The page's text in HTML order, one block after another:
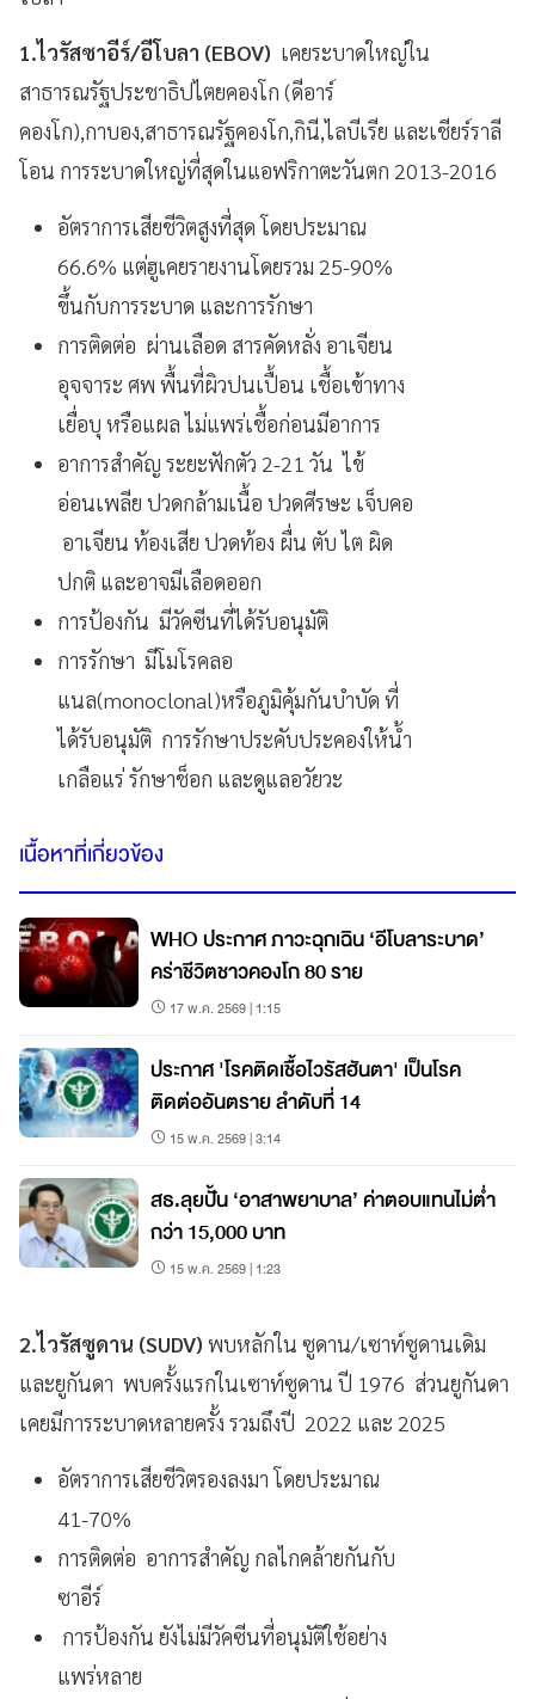
1.ไวรัสซาอีร์/อีโบลา (EBOV) เคยระบาดใหญ่ใน
สาธารณรัฐประชาธิปไตยคองโก (ดีอาร์
คองโก),กาบอง,สาธารณรัฐคองโก,กินี,ไลบีเรีย และเชียร์ราลี
โอน การระบาดใหญ่ที่สุดในแอฟริกาตะวันตก 2013-2016
อัตราการเสียชีวิตสูงที่สุด โดยประมาณ
66.6% แต่ฮูเคยรายงานโดยรวม 25-90%
ขึ้นกับการระบาด และการรักษา
การติดต่อ ผ่านเลือด สารคัดหลั่ง อาเจียน
อุจจาระ ศพ พื้นที่ผิวปนเปื้อน เชื้อเข้าทาง
เยื่อบุ หรือแผล ไม่แพร่เชื้อก่อนมีอาการ
อาการสำคัญ ระยะฟักตัว 2-21 วัน ไข้
อ่อนเพลีย ปวดกล้ามเนื้อ ปวดศีรษะ เจ็บคอ
อาเจียน ท้องเสีย ปวดท้อง ผื่น ตับ ไต ผิด
ปกติ และอาจมีเลือดออก
การป้องกัน มีวัคซีนที่ได้รับอนุมัติ
การรักษา มีโมโรคลอ
แนล(monoclonal)หรือภูมิคุ้มกันบำบัด ที่
ได้รับอนุมัติ การรักษาประคับประคองให้น้ำ
เกลือแร่ รักษาช็อก และดูแลอวัยวะ
เนื้อหาที่เกี่ยวข้อง
WHO ประกาศ ภาวะฉุกเฉิน ‘อีโบลาระบาด’
คร่าชีวิตชาวคองโก 80 ราย
17 พ.ค. 2569 | 1:15
ประกาศ 'โรคติดเชื้อไวรัสฮันตา' เป็นโรค
ติดต่ออันตราย ลำดับที่ 14
15 พ.ค. 2569 | 3:14
สธ.ลุยปั้น ‘อาสาพยาบาล’ ค่าตอบแทนไม่ต่ำ
กว่า 15,000 บาท
15 พ.ค. 2569 | 1:23
2.ไวรัสซูดาน (SUDV) พบหลักใน ซูดาน/เซาท์ซูดานเดิม
และยูกันดา พบครั้งแรกในเซาท์ซูดาน ปี 1976 ส่วนยูกันดา
เคยมีการระบาดหลายครั้ง รวมถึงปี 2022 และ 2025
อัตราการเสียชีวิตรองลงมา โดยประมาณ
41-70%
การติดต่อ อาการสำคัญ กลไกคล้ายกันกับ
ซาอีร์
การป้องกัน ยังไม่มีวัคซีนที่อนุมัติใช้อย่าง
แพร่หลาย